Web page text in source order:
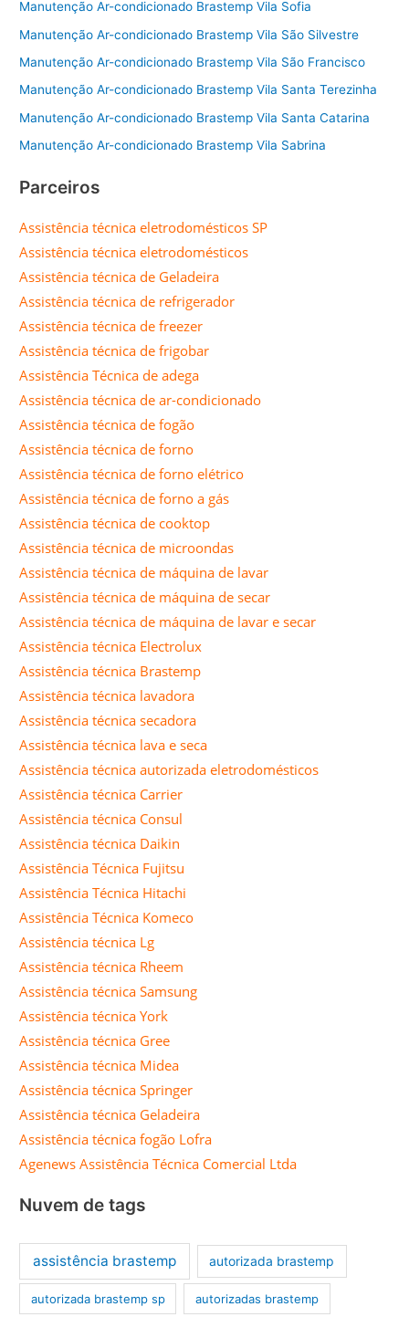
Manutenção Ar-condicionado Brastemp Vila Sofia
Manutenção Ar-condicionado Brastemp Vila São Silvestre
Manutenção Ar-condicionado Brastemp Vila São Francisco
Manutenção Ar-condicionado Brastemp Vila Santa Terezinha
Manutenção Ar-condicionado Brastemp Vila Santa Catarina
Manutenção Ar-condicionado Brastemp Vila Sabrina
Parceiros
Assistência técnica eletrodomésticos SP
Assistência técnica eletrodomésticos
Assistência técnica de Geladeira
Assistência técnica de refrigerador
Assistência técnica de freezer
Assistência técnica de frigobar
Assistência Técnica de adega
Assistência técnica de ar-condicionado
Assistência técnica de fogão
Assistência técnica de forno
Assistência técnica de forno elétrico
Assistência técnica de forno a gás
Assistência técnica de cooktop
Assistência técnica de microondas
Assistência técnica de máquina de lavar
Assistência técnica de máquina de secar
Assistência técnica de máquina de lavar e secar
Assistência técnica Electrolux
Assistência técnica Brastemp
Assistência técnica lavadora
Assistência técnica secadora
Assistência técnica lava e seca
Assistência técnica autorizada eletrodomésticos
Assistência técnica Carrier
Assistência técnica Consul
Assistência técnica Daikin
Assistência Técnica Fujitsu
Assistência Técnica Hitachi
Assistência Técnica Komeco
Assistência técnica Lg
Assistência técnica Rheem
Assistência técnica Samsung
Assistência técnica York
Assistência técnica Gree
Assistência técnica Midea
Assistência técnica Springer
Assistência técnica Geladeira
Assistência técnica fogão Lofra
Agenews Assistência Técnica Comercial Ltda
Nuvem de tags
assistência brastemp autorizada brastemp
autorizada brastemp sp autorizadas brastemp